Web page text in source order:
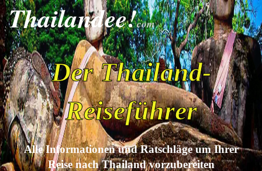
Thailandee!com
Der Thailand-
Reiseführer
Alle Informationen und Ratschläge um Ihrer
Reise nach Thailand vorzubereiten